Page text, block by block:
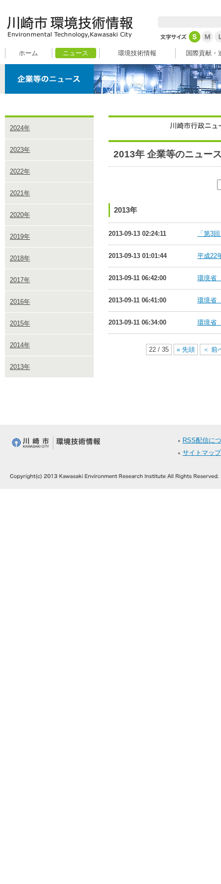
ホーム ニュース 環境技術情報 国際貢献・
2024年
2023年
2022年
2021年
2020年
2019年
2018年
2017年
2016年
2015年
2014年
2013年
2013年 企業等のニュー
2013年
2013-09-13 02:24:11 「第3
2013-09-13 01:01:44 平成22
2013-09-11 06:42:00 環境省
2013-09-11 06:41:00 環境省
2013-09-11 06:34:00 環境省
22 / 35 « 先頭 ＜ 前
RSS配信に
サイトマップ